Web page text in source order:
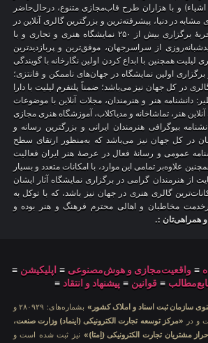
و با هزاران طرح قاب‌مجازی متنوع، درحال‌حاضر
مشابه در دنیا، پیشرفته‌ترین و بزرگترین گالری آنلاین در
کل جهان می‌باشد، که باتجربهٔ برگزاری بیش از ۲۵۰ نمایشگاه هنری و تجاری و با
از سراسرجهان، موفق‌ترین و پربازدیدترین
لیلیت همچنین با ابداع کردن اولین نگارخانه با گویندگی
اولین نمایشگاه در جهان‌های ناممکن و فانتزی؛
در کل جهان نیز می‌باشد؛ ضمناً پلتفرم لیلیت با دارا
دانشنامه هنر و هنرمندان، مجلات آنلاین با موضوعات
هنر، تماشاخانه و مدیاکلاب، آموزشگاه هنری مجازی
بیوگرافی هنرمندان ایرانی و بزرگترین رسانه و
در کل جهان نیز می‌باشد که به‌منظور ارتقای سطح
عمومی و رسانهٔ فعال در عرصهٔ هنر ایران فعالیت
علاوه‌بر تمامی این موارد، با امکانات متعدد و بسیار
از هنرمندان گرامی در برگزاری نمایشگاه آثار ایشان
گالری هنری در جهان نیز باشد، که با توکل به
درخدمت مخاطبان و اهالی محترم فرهنگ و هنر بوده و
همراهی‌تان :.
≡واقعیت‌مجازی و هوش‌مصنوعی ≡ اپلیکیشن ≡
≡ قوانین ≡ پیشنهاد و انتقاد ≡
سازمان ثبت اسناد و املاک کشور»
بشماره‌های: ۲۸۰۹۲۹ و
«مرکز توسعه تجارت الکترونیکی (اینماد) وزارت صنعت،
مشتریان تجارت الکترونیکی (اِمتا)» نیز ثبت شده است و